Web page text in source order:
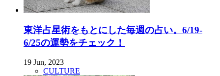
東洋占星術をもとにした毎週の占い。6/19-
6/25の運勢をチェック！
19 Jun, 2023
CULTURE